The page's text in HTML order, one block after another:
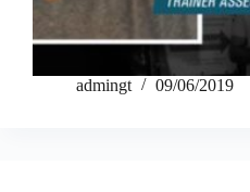
admingt 09/06/2019